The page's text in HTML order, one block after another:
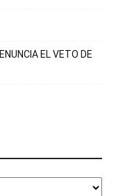
EL VETO DE